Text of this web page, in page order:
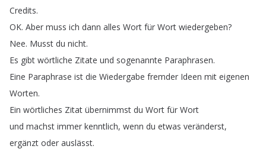
Credits.
OK. Aber muss ich dann alles Wort für Wort wiedergeben?
Nee. Musst du nicht.
Es gibt wörtliche Zitate und sogenannte Paraphrasen.
Eine Paraphrase ist die Wiedergabe fremder Ideen mit eigenen
Worten.
Ein wörtliches Zitat übernimmst du Wort für Wort
und machst immer kenntlich, wenn du etwas veränderst,
ergänzt oder auslässt.